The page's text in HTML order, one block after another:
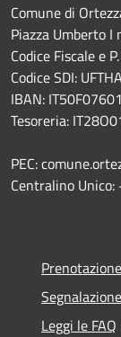
Comune di
Piazza Umberto I
Codice Fiscale e
Codice SDI:
IBAN:
Tesoreria:
PEC:
Centralino
Leggi le FAQ